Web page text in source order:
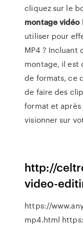
cliquez sur le
montagevidéo
utiliser pour
MP4 ? Incluant
montage, il est
de formats, ce
de faire des
format et
visionner sur
http://
video-
https://
mp4.html